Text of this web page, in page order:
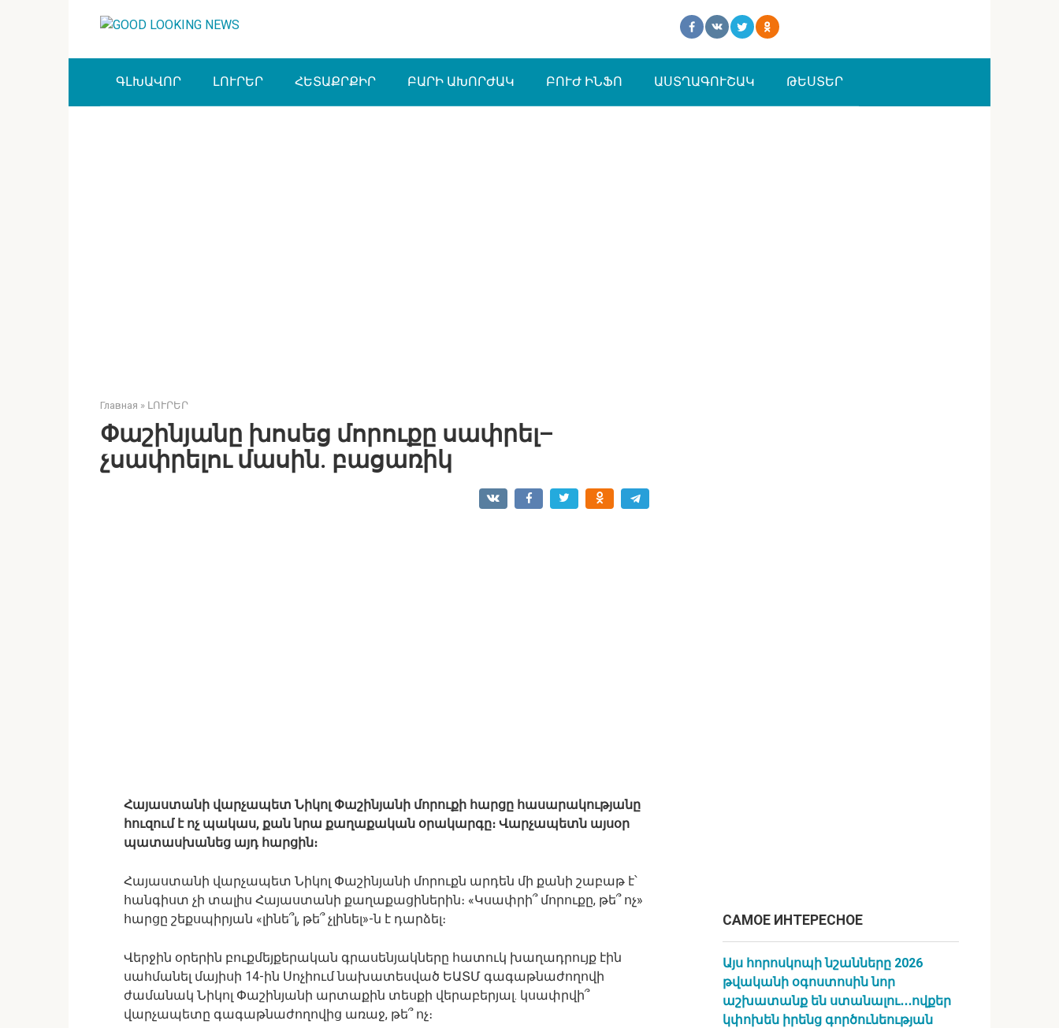
ԳԼԽԱՎՈՐ ԼՈՒՐԵՐ ՀԵՏԱՔՐՔԻՐ ԲԱՐԻ ԱԽՈՐԺԱԿ ԲՈՒԺ ԻՆՖՈ ԱՍՏՂԱԳՈՒՇԱԿ ԹԵՍՏԵՐ
Главная » ԼՈՒՐԵՐ
Փաշինյանը խոսեց մորուքը սափրել–
չսափրելու մասին. բացառիկ
Հայաստանի վարչապետ Նիկոլ Փաշինյանի մորուքի հարցը հասարակությանը
հուզում է ոչ պակաս, քան նրա քաղաքական օրակարգը։ Վարչապետն այսօր
պատասխանեց այդ հարցին։
Հայաստանի վարչապետ Նիկոլ Փաշինյանի մորուքն արդեն մի քանի շաբաթ է՝
հանգիստ չի տալիս Հայաստանի քաղաքացիներին։ «Կսափրի՞ մորուքը, թե՞ ոչ»
հարցը շեքսպիրյան «լինե՞լ, թե՞ չլինել»-ն է դարձել։
Վերջին օրերին բուքմեյքերական գրասենյակները հատուկ խաղադրույք էին
սահմանել մայիսի 14-ին Սոչիում նախատեսված ԵԱՏՄ գագաթնաժողովի
ժամանակ Նիկոլ Փաշինյանի արտաքին տեսքի վերաբերյալ. կսափրվի՞
վարչապետը գագաթնաժողովից առաջ, թե՞ ոչ։
САМОЕ ИНТЕРЕСНОЕ
Այս հորոսկոպի նշանները 2026
թվականի օգոստոսին նոր
աշխատանք են ստանալու․․․ովքեր
կփոխեն իրենց գործունեության